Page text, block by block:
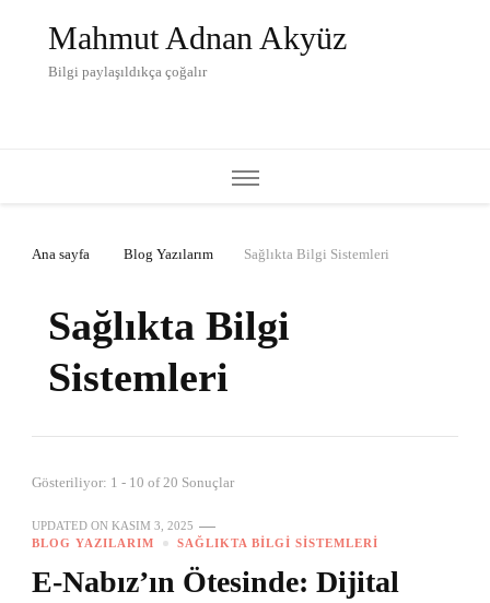
Mahmut Adnan Akyüz
Bilgi paylaşıldıkça çoğalır
Ana sayfa Blog Yazılarım Sağlıkta Bilgi Sistemleri
Sağlıkta Bilgi
Sistemleri
Gösteriliyor: 1 - 10 of 20 Sonuçlar
UPDATED ON KASIM 3, 2025
BLOG YAZILARIM
SAĞLIKTA BILGI SISTEMLERI
E-Nabız’ın Ötesinde: Dijital